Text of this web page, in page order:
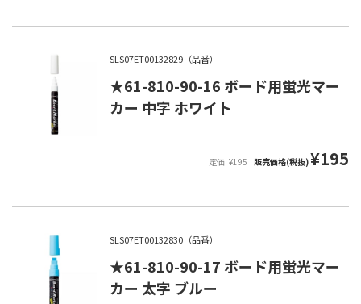
SLS07ET00132829（品番）
★61-810-90-16 ボード用蛍光マー
カー 中字 ホワイト
定価: ¥195 販売価格(税抜)¥195
SLS07ET00132830（品番）
★61-810-90-17 ボード用蛍光マー
カー 太字 ブルー